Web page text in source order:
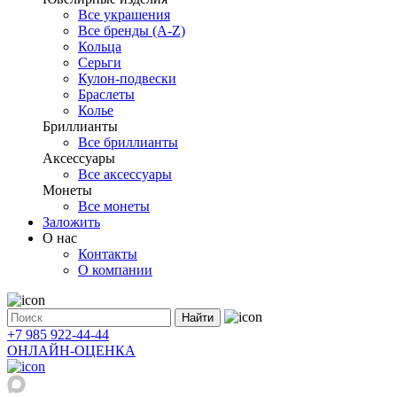
Все украшения
Все бренды (A-Z)
Кольца
Серьги
Кулон-подвески
Браслеты
Колье
Бриллианты
Все бриллианты
Аксессуары
Все аксессуары
Монеты
Все монеты
Заложить
О нас
Контакты
О компании
Найти
+7 985 922-44-44
ОНЛАЙН-ОЦЕНКА